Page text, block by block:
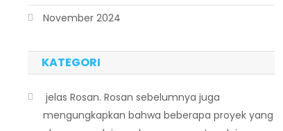
November 2024
KATEGORI
 jelas Rosan. Rosan sebelumnya juga
mengungkapkan bahwa beberapa proyek yang